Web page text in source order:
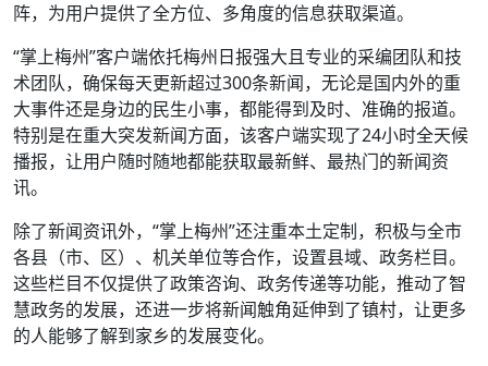
阵，为用户提供了全方位、多角度的信息获取渠道。
“掌上梅州”客户端依托梅州日报强大且专业的采编团队和技
术团队，确保每天更新超过300条新闻，无论是国内外的重
大事件还是身边的民生小事，都能得到及时、准确的报道。
特别是在重大突发新闻方面，该客户端实现了24小时全天候
播报，让用户随时随地都能获取最新鲜、最热门的新闻资
讯。
除了新闻资讯外，“掌上梅州”还注重本土定制，积极与全市
各县（市、区）、机关单位等合作，设置县域、政务栏目。
这些栏目不仅提供了政策咨询、政务传递等功能，推动了智
慧政务的发展，还进一步将新闻触角延伸到了镇村，让更多
的人能够了解到家乡的发展变化。